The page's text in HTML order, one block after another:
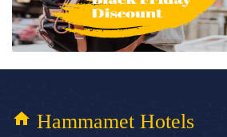
home Hammamet Hotels